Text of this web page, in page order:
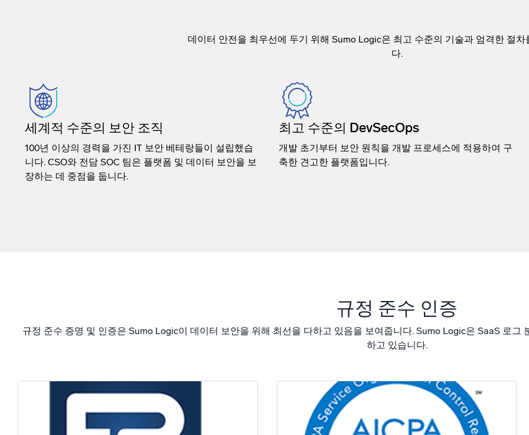
데이터 안전을 최우선에 두기 위해 Sumo Logic은 최고 수준의 기술과 엄격한 절
다.
세계적 수준의 보안 조직
100년 이상의 경력을 가진 IT 보안 베테랑들이 설립했습
니다. CSO와 전담 SOC 팀은 플랫폼 및 데이터 보안을 보
장하는 데 중점을 둡니다.
최고 수준의 DevSecOps
개발 초기부터 보안 원칙을 개발 프로세스에 적용하여 구
축한 견고한 플랫폼입니다.
규정 준수 인증
규정 준수 증명 및 인증은 Sumo Logic이 데이터 보안을 위해 최선을 다하고 있음을 보여줍니다. Sumo Logic은 SaaS 로
하고 있습니다.